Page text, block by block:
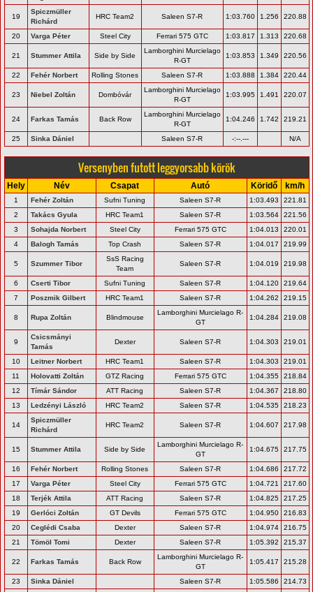
19
Spiczmüller
Richárd
HRC Team2 Saleen S7-R 1:03.760 1.256 220.88
20 Varga Péter Steel City Ferrari 575 GTC 1:03.817 1.313 220.68
21 Stummer Attila Side by Side
Lamborghini Murcielago
R-GT
1:03.853 1.349 220.56
22 Fehér Norbert Rolling Stones Saleen S7-R 1:03.888 1.384 220.44
23 Niebel Zoltán Dombóvár
Lamborghini Murcielago
R-GT
1:03.995 1.491 220.07
24 Farkas Tamás Back Row
Lamborghini Murcielago
R-GT
1:04.246 1.742 219.21
25 Sinka Dániel Saleen S7-R -:--.--- N/A
Versenyben futott leggyorsabb körök
Hely Név Csapat Autó Köridő km/h
1 Fehér Zoltán Sufni Tuning Saleen S7-R 1:03.493
221.81
2
Takács Gyula HRC Team1 Saleen S7-R 1:03.564
221.56
3
Sohajda Norbert Steel City Ferrari 575 GTC 1:04.013
220.01
4
Balogh Tamás Top Crash Saleen S7-R 1:04.017 219.99
5 Szummer Tibor
SsS Racing
Team
Saleen S7-R 1:04.019 219.98
6 Cserti Tibor Sufni Tuning Saleen S7-R 1:04.120
219.64
7
Poszmik Gilbert HRC Team1 Saleen S7-R 1:04.262 219.15
8 Rupa Zoltán Blindmouse
Lamborghini Murcielago R-
GT
1:04.284 219.08
9
Csicsmányi
Tamás
Dexter Saleen S7-R 1:04.303 219.01
10 Leitner Norbert HRC Team1 Saleen S7-R 1:04.303
219.01
11
Holovatti Zoltán GTZ Racing Ferrari 575 GTC 1:04.355
218.84
12
Tímár Sándor ATT Racing Saleen S7-R 1:04.367
218.80
13
Ledzényi László HRC Team2 Saleen S7-R 1:04.535 218.23
14
Spiczmüller
Richárd
HRC Team2 Saleen S7-R 1:04.607 217.98
15 Stummer Attila Side by Side
Lamborghini Murcielago R-
GT
1:04.675 217.75
16 Fehér Norbert Rolling Stones Saleen S7-R 1:04.686
217.72
17
Varga Péter Steel City Ferrari 575 GTC 1:04.721
217.60
18
Terjék Attila ATT Racing Saleen S7-R 1:04.825
217.25
19
Gerlóci Zoltán GT Devils Ferrari 575 GTC 1:04.950
216.83
20
Ceglédi Csaba Dexter Saleen S7-R 1:04.974
216.75
21
Tömöl Tomi Dexter Saleen S7-R 1:05.392 215.37
22 Farkas Tamás Back Row
Lamborghini Murcielago R-
GT
1:05.417 215.28
23 Sinka Dániel Saleen S7-R 1:05.586
214.73